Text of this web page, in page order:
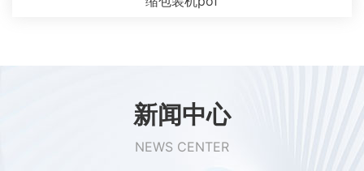
新闻中心
NEWS CENTER